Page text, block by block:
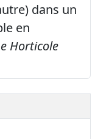
dans un
en
Horticole